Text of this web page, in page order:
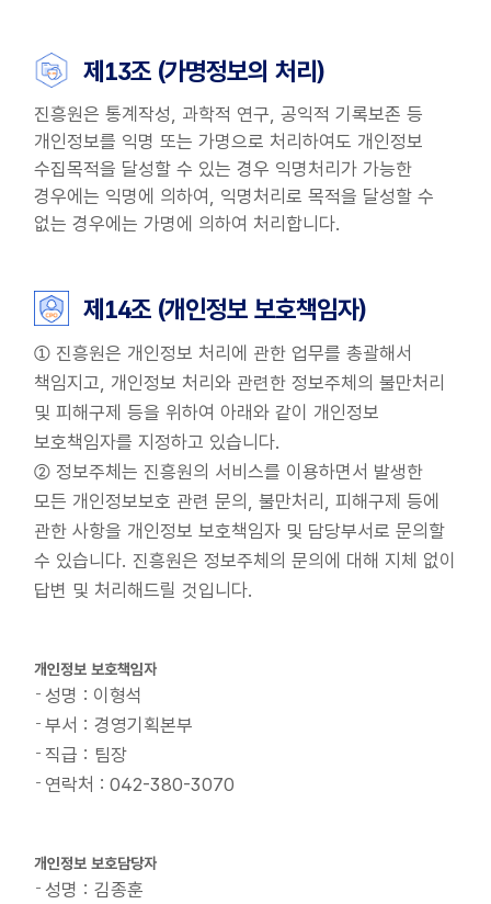
제13조 (가명정보의 처리)
진흥원은 통계작성, 과학적 연구, 공익적 기록보존 등
개인정보를 익명 또는 가명으로 처리하여도 개인정보
수집목적을 달성할 수 있는 경우 익명처리가 가능한
경우에는 익명에 의하여, 익명처리로 목적을 달성할 수
없는 경우에는 가명에 의하여 처리합니다.
제14조 (개인정보 보호책임자)
① 진흥원은 개인정보 처리에 관한 업무를 총괄해서
책임지고, 개인정보 처리와 관련한 정보주체의 불만처리
및 피해구제 등을 위하여 아래와 같이 개인정보
보호책임자를 지정하고 있습니다.
② 정보주체는 진흥원의 서비스를 이용하면서 발생한
모든 개인정보보호 관련 문의, 불만처리, 피해구제 등에
관한 사항을 개인정보 보호책임자 및 담당부서로 문의할
수 있습니다. 진흥원은 정보주체의 문의에 대해 지체 없이
답변 및 처리해드릴 것입니다.
개인정보 보호책임자
성명 : 이형석
부서 : 경영기획본부
직급 : 팀장
연락처 : 042-380-3070
개인정보 보호담당자
성명 : 김종훈